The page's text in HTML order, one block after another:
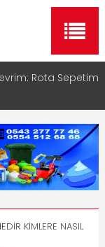
Rota Sepetim
Makam Koltuğunu
Çocuklara Bıraktı
ve Yapay Zeka
Öne Çıkın
Hizmete Girdi
Başladı | Hızlı ve
Haber Platformu
KİMLERE NASIL